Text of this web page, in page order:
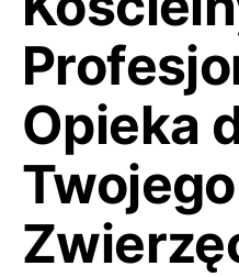
Opieka
Twojego